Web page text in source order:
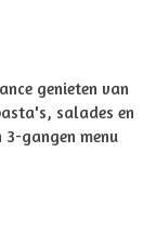
genieten van
salades en
3-gangen menu